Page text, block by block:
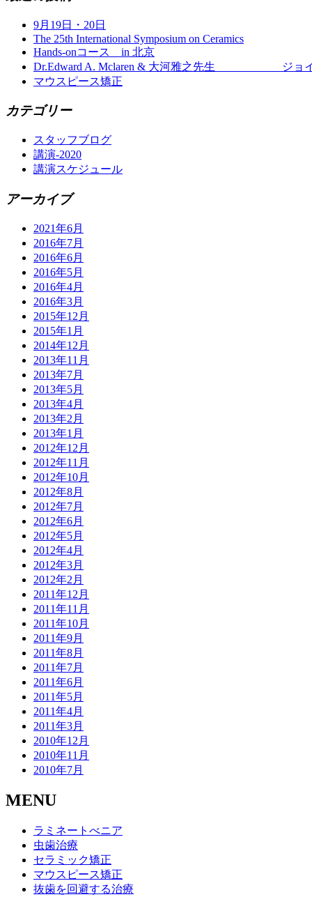
9月19日・20日
The 25th International Symposium on Ceramics
Hands-onコース in 北京
Dr.Edward A. Mclaren & 大河雅之先生 ジョイ
マウスピース矯正
カテゴリー
スタッフブログ
講演-2020
講演スケジュール
アーカイブ
2021年6月
2016年7月
2016年6月
2016年5月
2016年4月
2016年3月
2015年12月
2015年1月
2014年12月
2013年11月
2013年7月
2013年5月
2013年4月
2013年2月
2013年1月
2012年12月
2012年11月
2012年10月
2012年8月
2012年7月
2012年6月
2012年5月
2012年4月
2012年3月
2012年2月
2011年12月
2011年11月
2011年10月
2011年9月
2011年8月
2011年7月
2011年6月
2011年5月
2011年4月
2011年3月
2010年12月
2010年11月
2010年7月
MENU
ラミネートべニア
虫歯治療
セラミック矯正
マウスピース矯正
抜歯を回避する治療